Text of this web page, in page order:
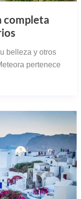
completa
belleza y otros
pertenece